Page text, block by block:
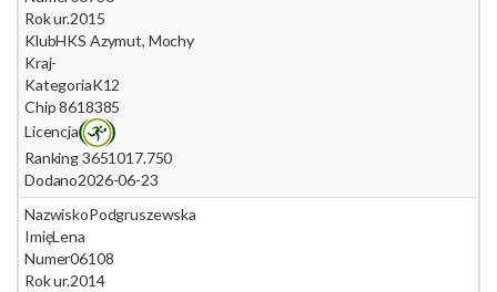
Rok ur.2015
KlubHKS Azymut, Mochy
Kraj-
KategoriaK12
Chip8618385
Licencja
Ranking 3651017.750
Dodano2026-06-23
NazwiskoPodgruszewska
ImięLena
Numer06108
Rok ur.2014